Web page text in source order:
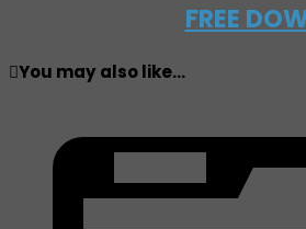
FREE
You may also like...